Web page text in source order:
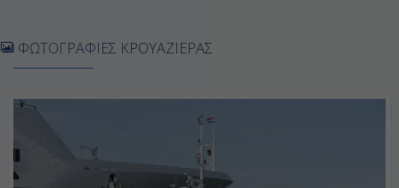
15:00
ΦΩΤΟΓΡΑΦΙΕΣ ΚΡΟΥΑΖΙΕΡΑΣ